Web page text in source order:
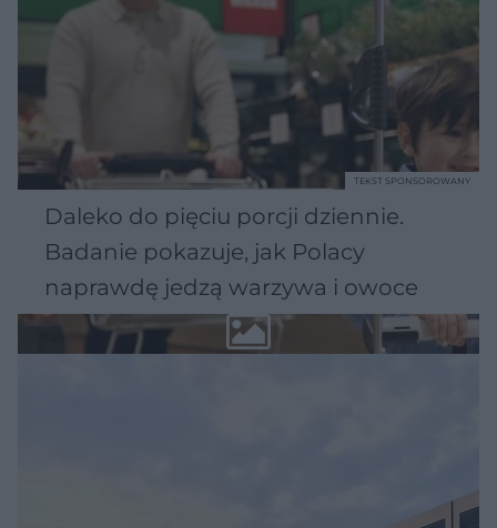
Daleko do pięciu porcji dziennie.
Badanie pokazuje, jak Polacy
naprawdę jedzą warzywa i owoce
TEKST SPONSOROWANY